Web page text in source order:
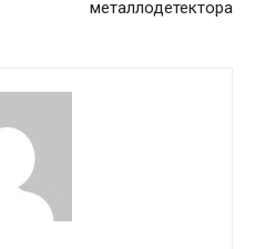
металлодетектора